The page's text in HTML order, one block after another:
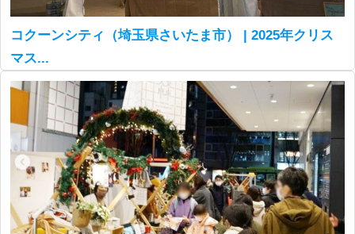
コクーンシティ（埼玉県さいたま市） | 2025年クリス
マス...